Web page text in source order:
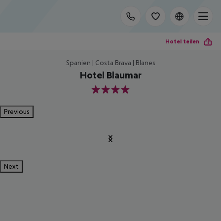
Hotel teilen
Spanien | Costa Brava | Blanes
Hotel Blaumar
4
Previous
Next